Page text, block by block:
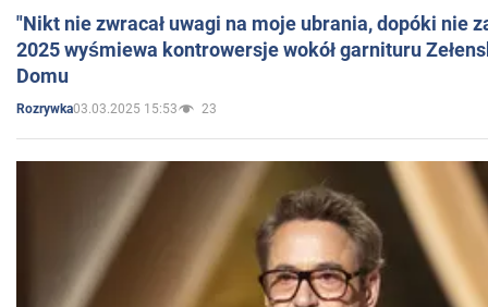
"Nikt nie zwracał uwagi na moje ubrania, dopóki nie
2025 wyśmiewa kontrowersje wokół garnituru
Domu
Rozrywka03.03.2025 15:53 23